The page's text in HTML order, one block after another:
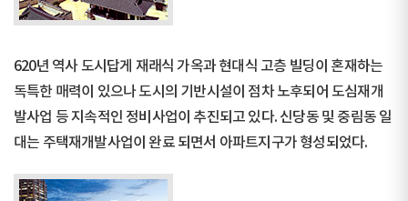
620년 역사 도시답게 재래식 가옥과 현대식 고층 빌딩이 혼재하는
독특한 매력이 있으나 도시의 기반시설이 점차 노후되어 도심재개
발사업 등 지속적인 정비사업이 추진되고 있다. 신당동 및 중림동 일
대는 주택재개발사업이 완료 되면서 아파트지구가 형성되었다.